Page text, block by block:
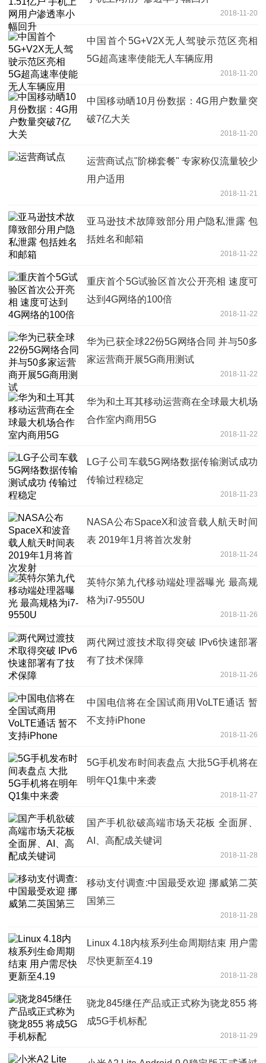
2018-11-20
中国首个5G+V2X无人驾驶示范区亮相
5G超高速率使能无人车辆应用
2018-11-20
中国移动晒10月份数据：4G用户数量突
破7亿大关
2018-11-20
运营商试点"阶梯套餐" 专家称仅流量较少
用户适用
2018-11-21
亚马逊技术故障致部分用户隐私泄露 包
括姓名和邮箱
2018-11-22
重庆首个5G试验区首次公开亮相 速度可
达到4G网络的100倍
2018-11-22
华为已获全球22份5G网络合同 并与50多
家运营商开展5G商用测试
2018-11-22
华为和土耳其移动运营商在全球最大机场
合作室内商用5G
2018-11-22
LG子公司车载5G网络数据传输测试成功
传输过程稳定
2018-11-23
NASA公布SpaceX和波音载人航天时间
表 2019年1月将首次发射
2018-11-24
英特尔第九代移动端处理器曝光 最高规
格为i7-9550U
2018-11-26
两代网过渡技术取得突破 IPv6快速部署
有了技术保障
2018-11-26
中国电信将在全国试商用VoLTE通话 暂
不支持iPhone
2018-11-26
5G手机发布时间表盘点 大批5G手机将在
明年Q1集中来袭
2018-11-27
国产手机欲破高端市场天花板 全面屏、
AI、高配成关键词
2018-11-28
移动支付调查:中国最受欢迎 挪威第二英
国第三
2018-11-28
Linux 4.18内核系列生命周期结束 用户需
尽快更新至4.19
2018-11-28
骁龙845继任产品或正式称为骁龙855 将
成5G手机标配
2018-11-29